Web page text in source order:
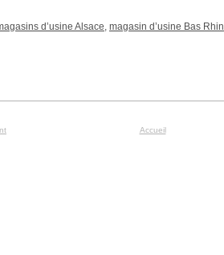
d’usine Alsace magasin d’usine Bas Rhin
Accueil